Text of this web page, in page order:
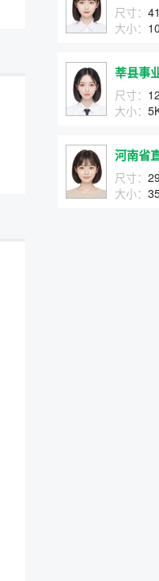
尺寸：
大小：
莘县事
尺寸：
大小：
河南省
尺寸：
大小：